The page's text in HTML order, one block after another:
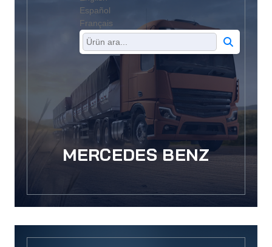
Español
Français
MERCEDES BENZ